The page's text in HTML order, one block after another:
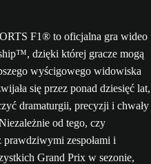
F1® to oficjalna gra wideo
dzięki której gracze mogą
wyścigowego widowiska
się przez ponad dziesięć lat,
dramaturgii, precyzji i chwały
od tego, czy
prawdziwymi zespołami i
Grand Prix w sezonie,